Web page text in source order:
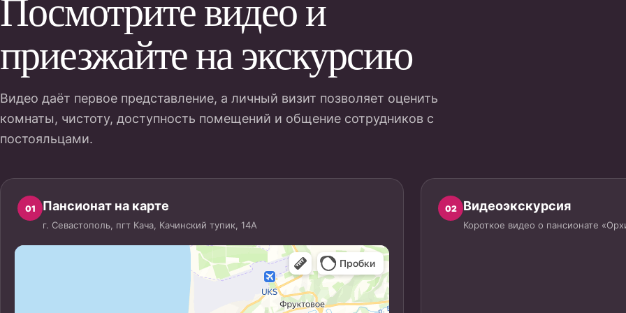
приезжайте на экскурсию
Видео даёт первое представление, а личный визит позволяет оценить
комнаты, чистоту, доступность помещений и общение сотрудников с
постояльцами.
01 Пансионат на карте
г. Севастополь, пгт Кача, Качинский тупик, 14А
02 Видеоэкскурсия
Короткое видео о пансионате